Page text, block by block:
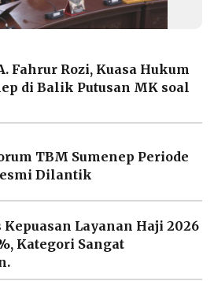
Fahrur Rozi, Kuasa Hukum
di Balik Putusan MK soal
TBM Sumenep Periode
Dilantik
Kepuasan Layanan Haji 2026
Kategori Sangat